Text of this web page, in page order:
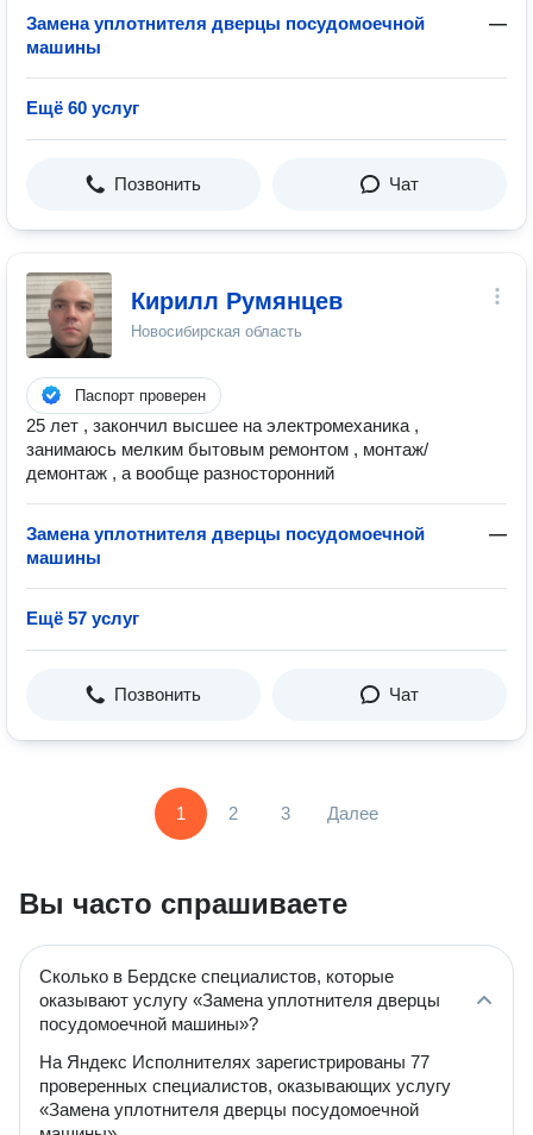
Замена уплотнителя дверцы посудомоечной
машины
—
Ещё 60 услуг
Позвонить Чат
Кирилл Румянцев
Новосибирская область
Паспорт проверен
25 лет , закончил высшее на электромеханика ,
занимаюсь мелким бытовым ремонтом , монтаж/
демонтаж , а вообще разносторонний
Замена уплотнителя дверцы посудомоечной
машины
—
Ещё 57 услуг
Позвонить Чат
1 2 3 Далее
Вы часто спрашиваете
Сколько в Бердске специалистов, которые
оказывают услугу «Замена уплотнителя дверцы
посудомоечной машины»?
На Яндекс Исполнителях зарегистрированы 77
проверенных специалистов, оказывающих услугу
«Замена уплотнителя дверцы посудомоечной